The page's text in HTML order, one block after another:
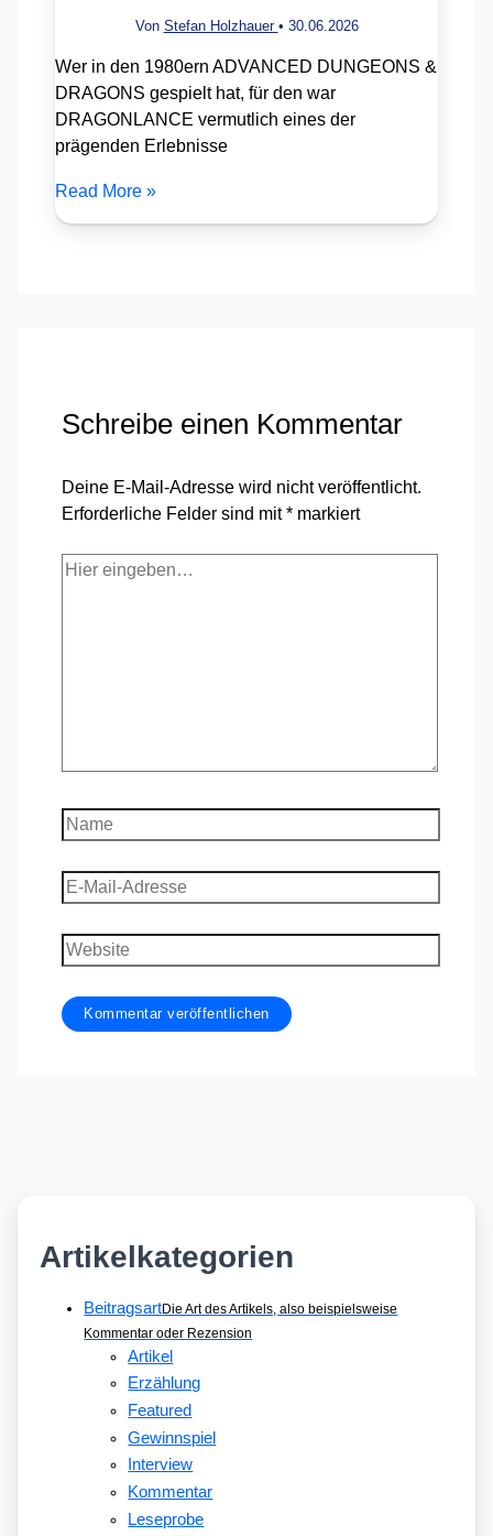
Von Stefan Holzhauer • 30.06.2026
Wer in den 1980ern ADVANCED DUNGEONS &
DRAGONS gespielt hat, für den war
DRAGONLANCE vermutlich eines der
prägenden Erlebnisse
Read More »
Schreibe einen Kommentar
Deine E-Mail-Adresse wird nicht veröffentlicht.
Erforderliche Felder sind mit* markiert
Hier
Name
E-
Mail-
Adresse
Website
Artikelkategorien
BeitragsartDie Art des Artikels, also beispielsweise
Kommentar oder Rezension
Artikel
Erzählung
Featured
Gewinnspiel
Interview
Kommentar
Leseprobe